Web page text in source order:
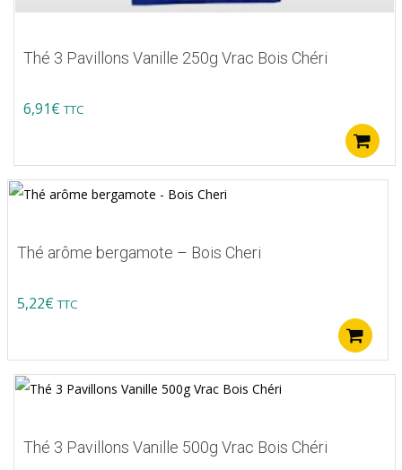
Thé 3 Pavillons Vanille 250g Vrac Bois Chéri
6,91€ TTC
Thé arôme bergamote – Bois Cheri
5,22€ TTC
Thé 3 Pavillons Vanille 500g Vrac Bois Chéri